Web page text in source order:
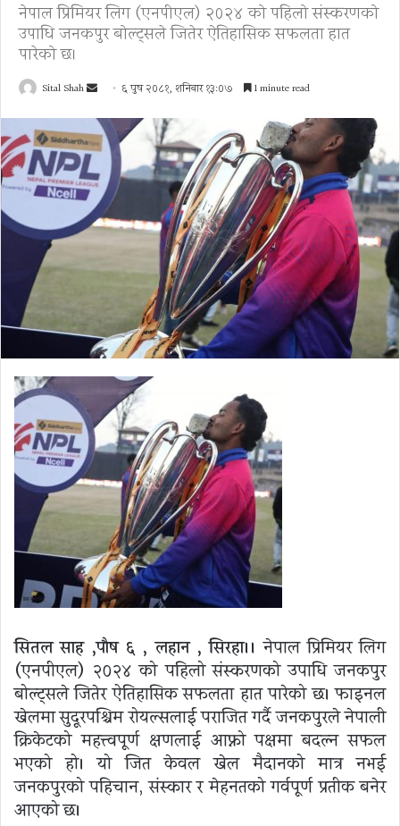
नेपाल प्रिमियर लिग (एनपीएल) २०२४ को पहिलो संस्करणको
उपाधि जनकपुर बोल्ट्सले जितेर ऐतिहासिक सफलता हात
पारेको छ।
Sital Shah
Send
email
६ पुष २०८१, शनिबार १३:०७ 1 minute read
सितल साह ,पाैष ६ , लहान , सिरहा।। नेपाल प्रिमियर लिग
(एनपीएल) २०२४ को पहिलो संस्करणको उपाधि जनकपुर
बोल्ट्सले जितेर ऐतिहासिक सफलता हात पारेको छ। फाइनल
खेलमा सुदूरपश्चिम रोयल्सलाई पराजित गर्दै जनकपुरले नेपाली
क्रिकेटको महत्त्वपूर्ण क्षणलाई आफ्नो पक्षमा बदल्न सफल
भएको हो। यो जित केवल खेल मैदानको मात्र नभई
जनकपुरको पहिचान, संस्कार र मेहनतको गर्वपूर्ण प्रतीक बनेर
आएको छ।